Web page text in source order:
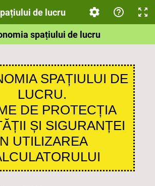
de lucru
spațiului de lucru
SPAȚIULUI DE
LUCRU.
DE PROTECȚIA
ȘI SIGURANȚEI
UTILIZAREA